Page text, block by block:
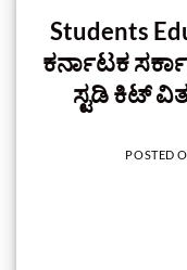
Students
ಕರ್ನಾಟಕ
ಸ್ಟಡಿ ಕಿಟ್
POSTED